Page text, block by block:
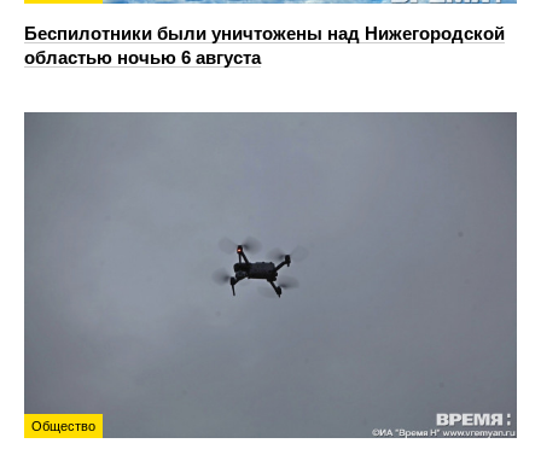
Беспилотники были уничтожены над Нижегородской
областью ночью 6 августа
Общество